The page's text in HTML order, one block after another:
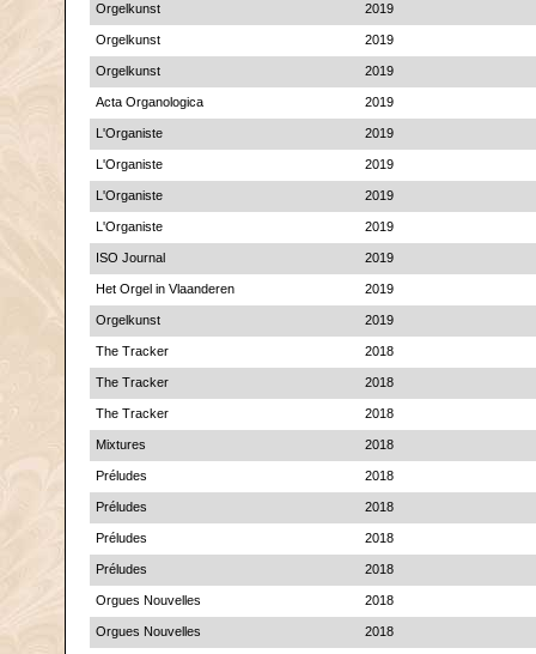
Orgelkunst 2019
Orgelkunst 2019
Orgelkunst 2019
Acta Organologica 2019
L'Organiste 2019
L'Organiste 2019
L'Organiste 2019
L'Organiste 2019
ISO Journal 2019
Het Orgel in Vlaanderen 2019
Orgelkunst 2019
The Tracker 2018
The Tracker 2018
The Tracker 2018
Mixtures 2018
Préludes 2018
Préludes 2018
Préludes 2018
Préludes 2018
Orgues Nouvelles 2018
Orgues Nouvelles 2018